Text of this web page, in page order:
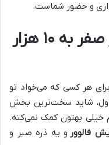
و حضور شماست.
گام‌های اولیه: چگونه از صفر به ۱۰ هزار
برای هر کسی که می‌خواد تو
شاید سخت‌ترین بخش
خیلی بهتون کمک نمی‌کنه.
فالوور و یه ذره صبر و